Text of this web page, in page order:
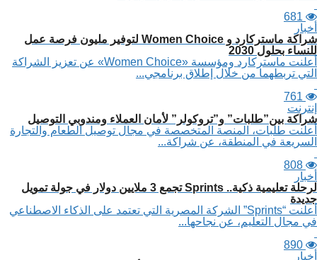
681
أخبار
شراكة ماستركارد و Women Choice لتوفير مليون فرصة عمل
للنساء بحلول 2030
أعلنت ماستركارد ومؤسسة «Women Choice» عن تعزيز الشراكة
التي تربطهما من خلال إطلاق برنامجي...
761
إنترنت
شراكة بين”طلبات” و”تروكولر” لأمان العملاء ومندوبي التوصيل
أعلنت طلبات، المنصة المتخصصة في مجال توصيل الطعام والتجارة
السريعة في المنطقة، عن شراكة...
808
أخبار
لرحلة تعليمية ذكية.. Sprints تجمع 3 ملايين دولار في جولة تمويل
جديدة
أعلنت “Sprints” الشركة المصرية التي تعتمد على الذكاء الاصطناعي
في مجال التعليم، عن نجاحها...
890
أخبار